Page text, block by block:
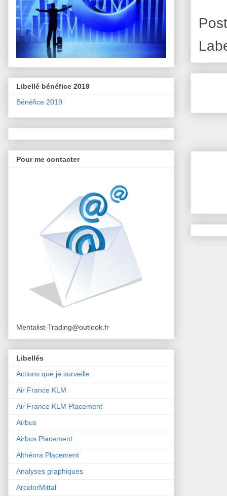
Libellé bénéfice 2019
Bénéfice 2019
Pour me contacter
Mentalist-Trading@outlook.fr
Libellés
Actions que je surveille
Air France KLM
Air France KLM Placement
Airbus
Airbus Placement
Althéora Placement
Analyses graphiques
ArcelorMittal